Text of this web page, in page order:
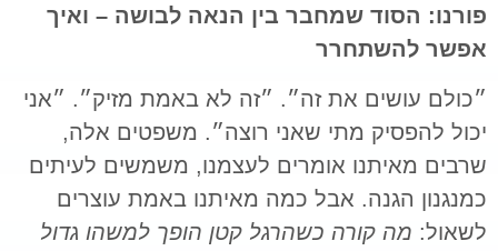
פורנו: הסוד שמחבר בין הנאה לבושה – ואיך
אפשר להשתחרר
״כולם עושים את זה״. ״זה לא באמת מזיק״. ״אני
יכול להפסיק מתי שאני רוצה״. משפטים אלה,
שרבים מאיתנו אומרים לעצמנו, משמשים לעיתים
כמנגנון הגנה. אבל כמה מאיתנו באמת עוצרים
לשאול: מה קורה כשהרגל קטן הופך למשהו גדול